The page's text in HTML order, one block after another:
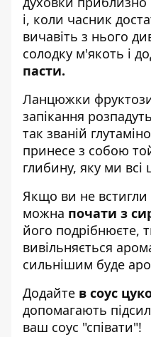
і, коли часник
вичавіть з нього
солодку м'якоть і
пасти.
Ланцюжки
запікання
так званій
принесе з собою
глибину, яку ми всі
Якщо ви не
можна почати з
його подрібнюєте,
вивільняється
сильнішим буде
Додайте в соус
допомагають
ваш соус "співати"!